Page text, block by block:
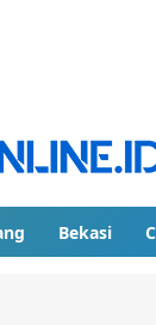
Bekasi